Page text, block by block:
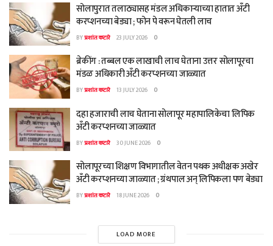
सोलापुरात तलाठ्यासह मंडल अधिकाऱ्याच्या हातात अँटी
करप्शनच्या बेड्या ; फोन पे वरून घेतली लाच
BYप्रशांत कटारे 23 JULY 2026 0
ब्रेकींग : तब्बल एक लाखाची लाच घेताना उत्तर सोलापूरचा
मंडळ अधिकारी अँटी करप्शनच्या जाळ्यात
BYप्रशांत कटारे 13 JULY 2026 0
दहा हजाराची लाच घेताना सोलापूर महापालिकेचा लिपिक
अँटी करप्शनच्या जाळ्यात
BYप्रशांत कटारे 30 JUNE 2026 0
सोलापूरच्या शिक्षण विभागातील वेतन पथक अधीक्षक अखेर
अँटी करप्शनच्या जाळ्यात ; ग्रंथपाल अन् लिपिकला पण बेड्या
BYप्रशांत कटारे 18 JUNE 2026 0
LOAD MORE